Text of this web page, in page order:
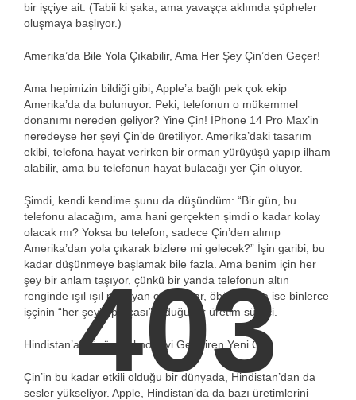
bir işçiye ait. (Tabii ki şaka, ama yavaşça aklımda şüpheler
oluşmaya başlıyor.)
Amerika’da Bile Yola Çıkabilir, Ama Her Şey Çin’den Geçer!
Ama hepimizin bildiği gibi, Apple’a bağlı pek çok ekip
Amerika’da da bulunuyor. Peki, telefonun o mükemmel
donanımı nereden geliyor? Yine Çin! İPhone 14 Pro Max’in
neredeyse her şeyi Çin’de üretiliyor. Amerika’daki tasarım
ekibi, telefona hayat verirken bir orman yürüyüşü yapıp ilham
alabilir, ama bu telefonun hayat bulacağı yer Çin oluyor.
Şimdi, kendi kendime şunu da düşündüm: “Bir gün, bu
telefonu alacağım, ama hani gerçekten şimdi o kadar kolay
olacak mı? Yoksa bu telefon, sadece Çin’den alınıp
Amerika’dan yola çıkarak bizlere mi gelecek?” İşin garibi, bu
kadar düşünmeye başlamak bile fazla. Ama benim için her
şey bir anlam taşıyor, çünkü bir yanda telefonun altın
renginde ışıl ışıl parlayan ekranı var, öbür tarafta ise binlerce
işçinin “her şeyin parçası” olduğu bir üretim süreci.
Hindistan’a Dönüş: Teknolojiyi Geliştiren Yeni Güç
Çin’in bu kadar etkili olduğu bir dünyada, Hindistan’dan da
sesler yükseliyor. Apple, Hindistan’da da bazı üretimlerini
403